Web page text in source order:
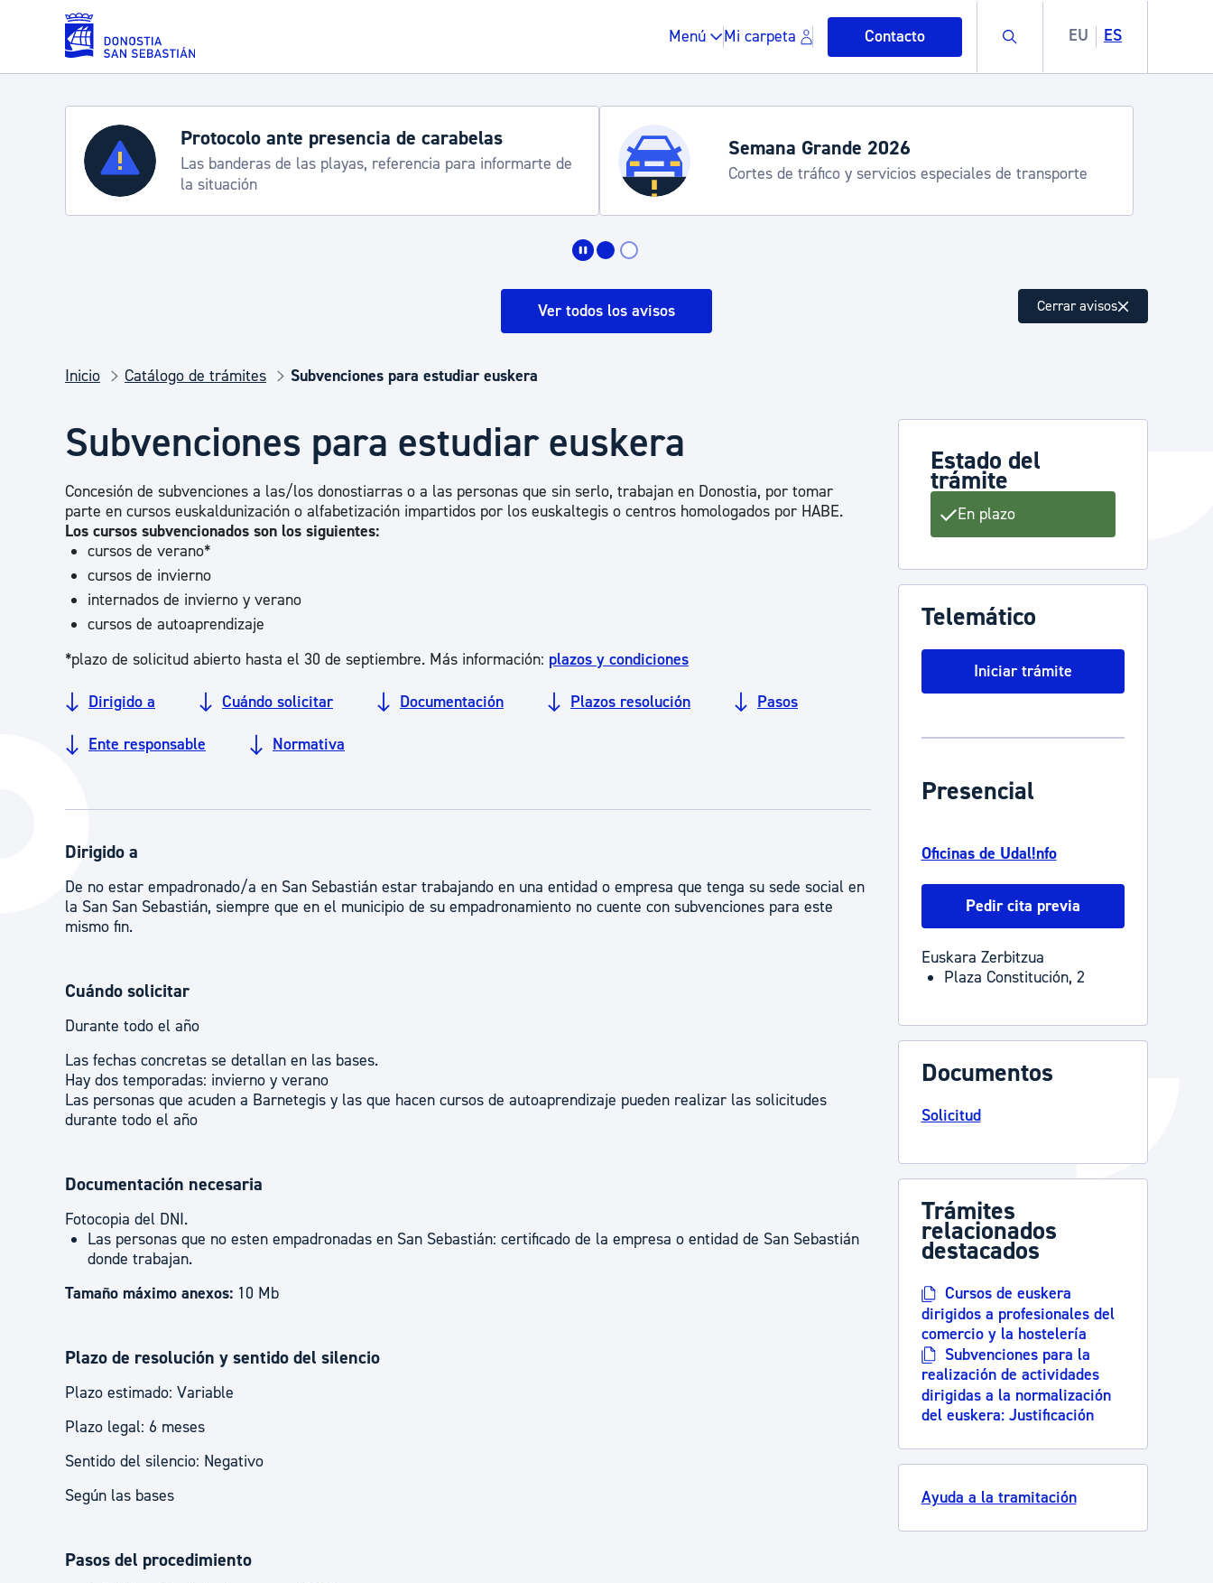
Saltar al contenido principal
Menú Mi carpeta Contacto Buscar EU ES
Servicios
Padrón y asuntos personales
Espacio público, residuos y medioambiente
Infancia y juventud
Participación ciudadana y asociacionismo
La ciudad ahora
Descubre la ciudad
La ciudad futura
Avisos
Calendario fiscal
Ayuda a la tramitación
Protocolo ante presencia de carabelas
Las banderas de las playas, referencia para informarte de
la situación
Semana Grande 2026
Cortes de tráfico y servicios especiales de transporte
Ver todos los avisos Cerrar avisos
Inicio Catálogo de trámites Subvenciones para estudiar euskera
Subvenciones para estudiar euskera
Concesión de subvenciones a las/los donostiarras o a las personas que sin serlo, trabajan en Donostia, por tomar
parte en cursos euskaldunización o alfabetización impartidos por los euskaltegis o centros homologados por HABE.
Los cursos subvencionados son los siguientes:
cursos de verano*
cursos de invierno
internados de invierno y verano
cursos de autoaprendizaje
*plazo de solicitud abierto hasta el 30 de septiembre. Más información: plazos y condiciones
Dirigido a Cuándo solicitar Documentación Plazos resolución Pasos
Ente responsable Normativa
Dirigido a
De no estar empadronado/a en San Sebastián estar trabajando en una entidad o empresa que tenga su sede social en
la San San Sebastián, siempre que en el municipio de su empadronamiento no cuente con subvenciones para este
mismo fin.
Cuándo solicitar
Durante todo el año
Las fechas concretas se detallan en las bases.
Hay dos temporadas: invierno y verano
Las personas que acuden a Barnetegis y las que hacen cursos de autoaprendizaje pueden realizar las solicitudes
durante todo el año
Documentación necesaria
Fotocopia del DNI.
Las personas que no esten empadronadas en San Sebastián: certificado de la empresa o entidad de San Sebastián
donde trabajan.
Tamaño máximo anexos: 10 Mb
Plazo de resolución y sentido del silencio
Plazo estimado: Variable
Plazo legal: 6 meses
Sentido del silencio: Negativo
Según las bases
Pasos del procedimiento
Estado del
trámite
En plazo
Telemático
Iniciar trámite
Presencial
Oficinas de Udal!nfo
Pedir cita previa
Euskara Zerbitzua
Plaza Constitución, 2
Documentos
Solicitud
Trámites
relacionados
destacados
Cursos de euskera
dirigidos a profesionales del
comercio y la hostelería
Subvenciones para la
realización de actividades
dirigidas a la normalización
del euskera: Justificación
Ayuda a la tramitación